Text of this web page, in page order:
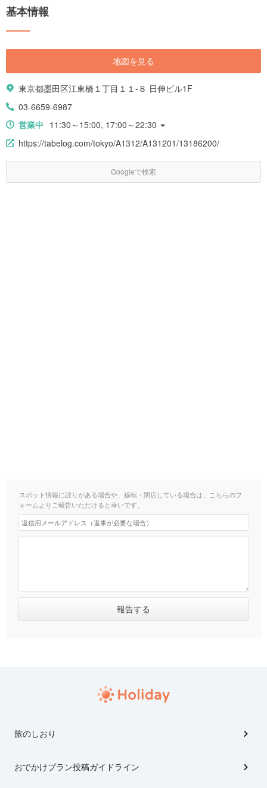
基本情報
地図を見る
東京都墨田区江東橋１丁目１１-８ 日伸ビル1F
03-6659-6987
営業中 11:30～15:00, 17:00～22:30
https://tabelog.com/tokyo/A1312/A131201/13186200/
Googleで検索
スポット情報に誤りがある場合や、移転・閉店している場合は、こちらのフ
ォームよりご報告いただけると幸いです。
旅のしおり
おでかけプラン投稿ガイドライン